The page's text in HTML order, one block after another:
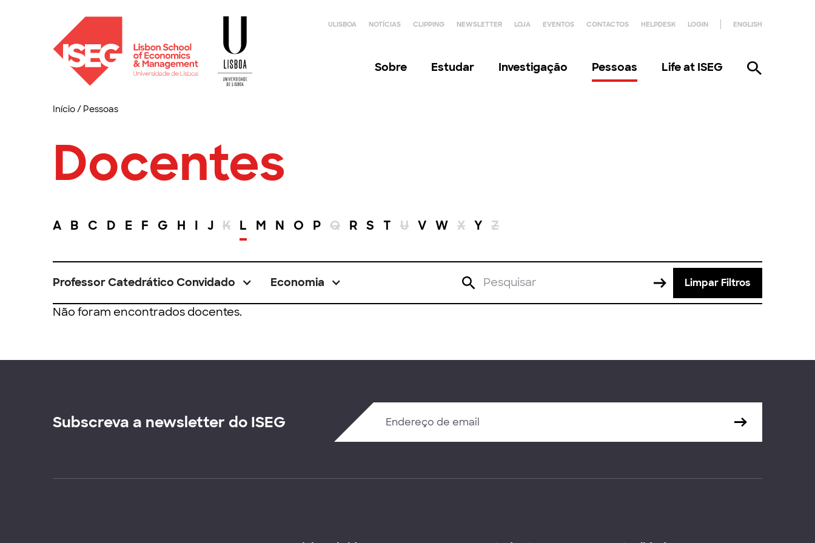
ULISBOA NOTÍCIAS CLIPPING NEWSLETTER LOJA EVENTOS CONTACTOS HELPDESK LOGIN ENGLISH
Sobre Estudar Investigação Pessoas Life at ISEG
Início/ Pessoas
Docentes
A B C D E F G H I J K L M N O P Q R S T U V W X Y Z
Professor Catedrático Convidado Economia Limpar Filtros
Não foram encontrados docentes.
Subscreva a newsletter do ISEG